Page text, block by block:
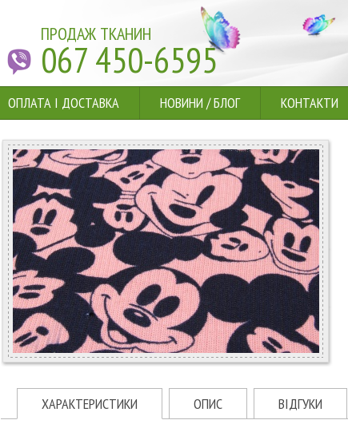
ПРОДАЖ ТКАНИН
067 450-6595
ОПЛАТА І ДОСТАВКА НОВИНИ /БЛОГ КОНТАКТИ
ХАРАКТЕРИСТИКИ ОПИС ВІДГУКИ